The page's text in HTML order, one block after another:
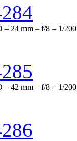
– 24 mm – f/8 – 1/200
– 42 mm – f/8 – 1/200